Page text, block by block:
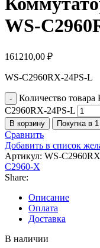
WS-
161210,00 ₽
WS-C2960RX-24PS-L
Количество
C2960RX-24PS-L
В корзину Покупка в
Сравнить
Добавить в список
Артикул: WS-
C2960-X
Share:
Описание
Оплата
Доставка
В наличии